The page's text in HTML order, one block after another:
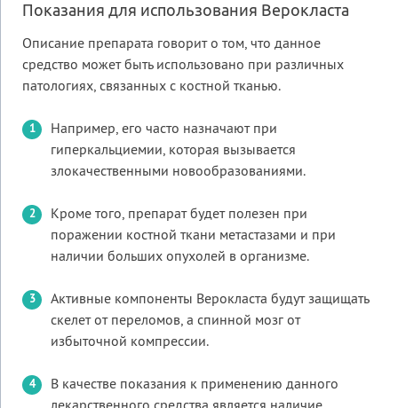
Показания для использования Верокласта
Описание препарата говорит о том, что данное
средство может быть использовано при различных
патологиях, связанных с костной тканью.
Например, его часто назначают при
гиперкальциемии, которая вызывается
злокачественными новообразованиями.
Кроме того, препарат будет полезен при
поражении костной ткани метастазами и при
наличии больших опухолей в организме.
Активные компоненты Верокласта будут защищать
скелет от переломов, а спинной мозг от
избыточной компрессии.
В качестве показания к применению данного